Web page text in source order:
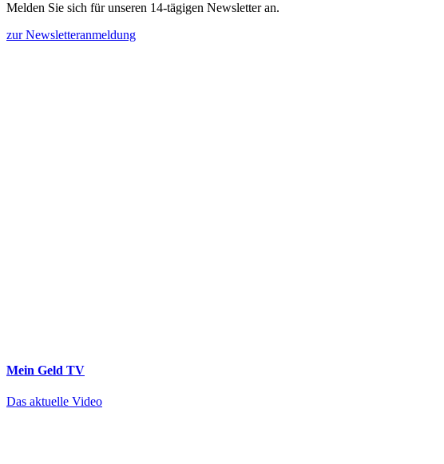
Melden Sie sich für unseren 14-tägigen Newsletter an.
zur Newsletteranmeldung
Mein Geld TV
Das aktuelle Video